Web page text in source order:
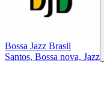
Bossa Jazz Brasil
Santos, Bossa nova, Jazz